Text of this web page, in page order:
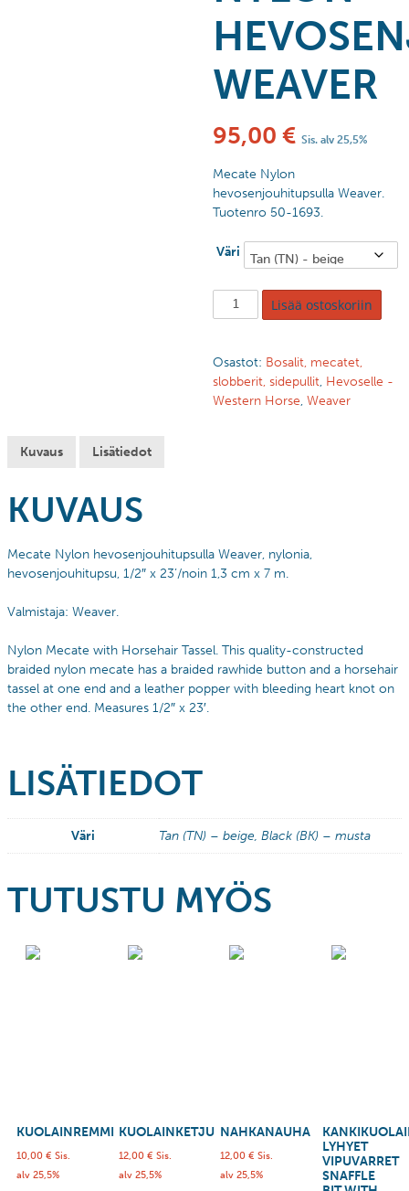
WEAVER
95,00 € Sis. alv 25,5%
Mecate Nylon
hevosenjouhitupsulla Weaver.
Tuotenro 50-1693.
Väri
Lisää ostoskoriin
Osastot: Bosalit, mecatet,
slobberit, sidepullit, Hevoselle -
Western Horse, Weaver
Kuvaus Lisätiedot
KUVAUS
Mecate Nylon hevosenjouhitupsulla Weaver, nylonia,
hevosenjouhitupsu, 1/2″ x 23’/noin 1,3 cm x 7 m.
Valmistaja: Weaver.
Nylon Mecate with Horsehair Tassel. This quality-constructed
braided nylon mecate has a braided rawhide button and a horsehair
tassel at one end and a leather popper with bleeding heart knot on
the other end. Measures 1/2″ x 23′.
LISÄTIEDOT
Väri Tan (TN) – beige, Black (BK) – musta
TUTUSTU MYÖS
KUOLAINREMMI
10,00 € Sis.
alv 25,5%
KUOLAINKETJU
12,00 € Sis.
alv 25,5%
NAHKANAUHA
12,00€ Sis.
alv 25,5%
LYHYET
VIPUVARRET
SNAFFLE